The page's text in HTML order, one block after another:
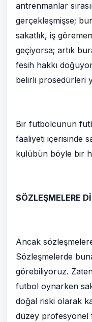
antrenmanlar
gerçekleşmişse;
sakatlık, iş
geçiyorsa; artık
fesih hakkı
belirli prosedürleri
Bir futbolcunun
faaliyeti içerisinde
kulübün böyle bir
SÖZLEŞMELERE
Ancak
Sözleşmelerde
görebiliyoruz.
futbol oynarken
doğal riski olarak
düzey profesyonel